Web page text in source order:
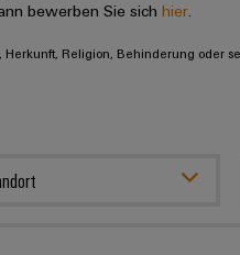
bewerben Sie sich hier
Herkunft, Religion, Behinderung oder